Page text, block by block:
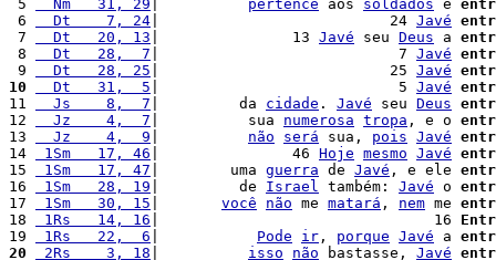
5
  Nm   31, 29
pertence aos soldados e
6
  Dt    7, 24
|                          24 Javé
7
  Dt   20, 13
|               13 Javé seu Deus a
8
  Dt   28,  7
|                           7 Javé
9
  Dt   28, 25
|                          25 Javé
10
  Dt   31,  5
|                           5 Javé
11
  Js    8,  7
|         da cidade . Javé seu Deus
12
  Jz    4,  7
|          sua numerosa tropa , e o
13
  Jz    4,  9
não será sua, pois Javé
14
1Sm   17, 46 |               46 Hoje mesmo Javé
15
1Sm   17, 47 |        uma guerra de Javé , e ele
16
1Sm   28, 19 |         de Israel também: Javé o
17
1Sm   30, 15 você não me matará , nem me
18
1Rs   14, 16 |                               16
19
1Rs   22,  6 Pode ir , porque Javé a
20
2Rs    3, 18 isso não bastasse, Javé